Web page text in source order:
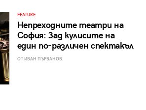
FEATURE
Непреходните театри на
София: Зад кулисите на
един по-различен спектакъл
ОТ ИВАН ПЪРВАНОВ